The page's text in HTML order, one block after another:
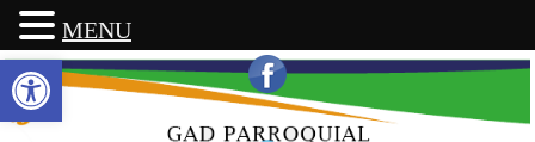
Abrir barra de herramientas
MENU